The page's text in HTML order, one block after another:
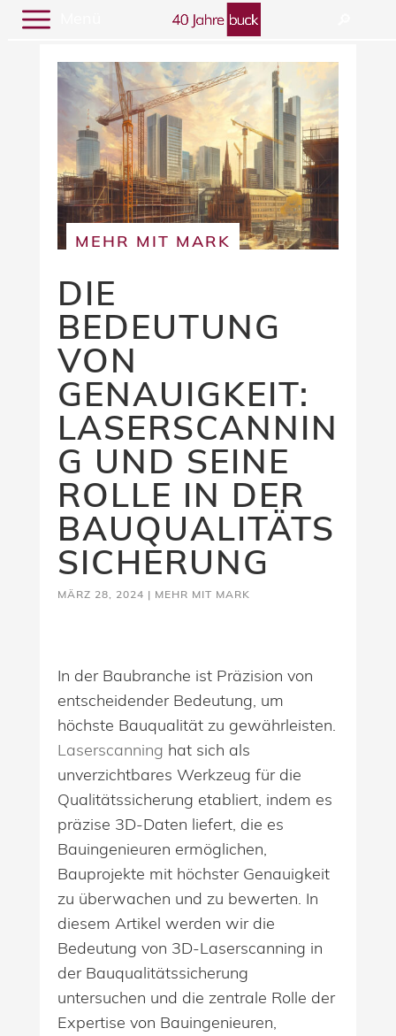
MEHR MIT MARK
DIE
BEDEUTUNG
VON
GENAUIGKEIT:
LASERSCANNIN
G UND SEINE
ROLLE IN DER
BAUQUALITÄTS
SICHERUNG
MÄRZ 28, 2024 | MEHR MIT MARK
In der Baubranche ist Präzision von
entscheidender Bedeutung, um
höchste Bauqualität zu gewährleisten.
Laserscanning hat sich als
unverzichtbares Werkzeug für die
Qualitätssicherung etabliert, indem es
präzise 3D-Daten liefert, die es
Bauingenieuren ermöglichen,
Bauprojekte mit höchster Genauigkeit
zu überwachen und zu bewerten. In
diesem Artikel werden wir die
Bedeutung von 3D-Laserscanning in
der Bauqualitätssicherung
untersuchen und die zentrale Rolle der
Expertise von Bauingenieuren,